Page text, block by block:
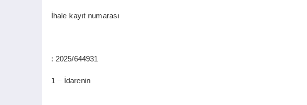
İhale kayıt numarası
: 2025/644931
1 – İdarenin